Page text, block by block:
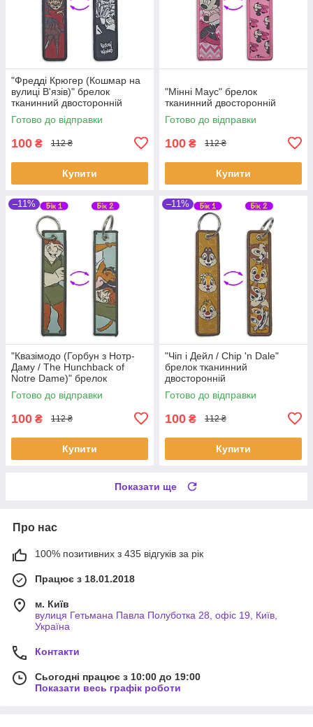
"Фредді Крюгер (Кошмар на
вулиці В'язів)" брелок
тканинний двосторонній
Готово до відправки
100 ₴ 112 ₴
Купити
"Мінні Маус" брелок
тканинний двосторонній
Готово до відправки
100 ₴ 112 ₴
Купити
–11%
"Квазімодо (Горбун з Нотр-
Даму / The Hunchback of
Notre Dame)" брелок
тканинний двосторонній
Готово до відправки
100 ₴ 112 ₴
Купити
–11%
"Чіп і Дейл / Chip 'n Dale"
брелок тканинний
двосторонній
Готово до відправки
100 ₴ 112 ₴
Купити
Показати ще
Про нас
100% позитивних з 435 відгуків за рік
Працює з 18.01.2018
м. Київ
вулиця Гетьмана Павла Полуботка 28, офіс 19, Київ,
Україна
Контакти
Сьогодні працює з 10:00 до 19:00
Показати весь графік роботи